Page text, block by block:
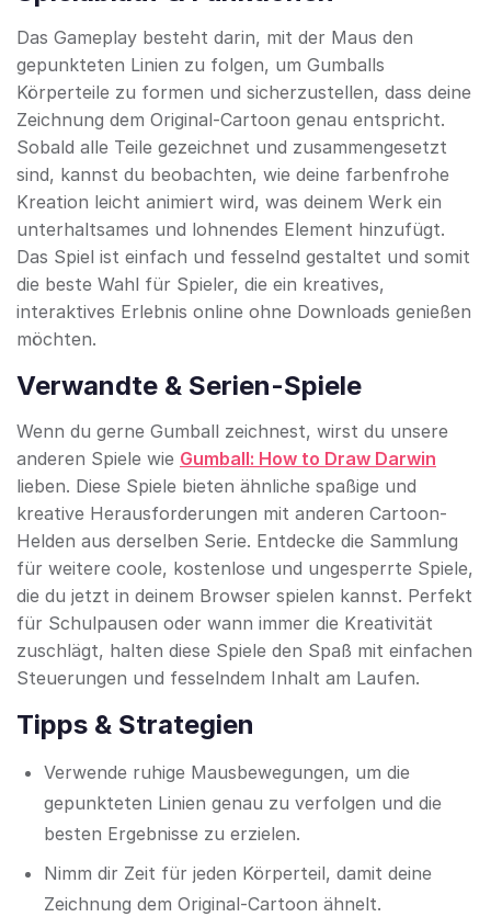
Das Gameplay besteht darin, mit der Maus den
gepunkteten Linien zu folgen, um Gumballs
Körperteile zu formen und sicherzustellen, dass deine
Zeichnung dem Original-Cartoon genau entspricht.
Sobald alle Teile gezeichnet und zusammengesetzt
sind, kannst du beobachten, wie deine farbenfrohe
Kreation leicht animiert wird, was deinem Werk ein
unterhaltsames und lohnendes Element hinzufügt.
Das Spiel ist einfach und fesselnd gestaltet und somit
die beste Wahl für Spieler, die ein kreatives,
interaktives Erlebnis online ohne Downloads genießen
möchten.
Verwandte & Serien-Spiele
Wenn du gerne Gumball zeichnest, wirst du unsere
anderen Spiele wie Gumball: How to Draw Darwin
lieben. Diese Spiele bieten ähnliche spaßige und
kreative Herausforderungen mit anderen Cartoon-
Helden aus derselben Serie. Entdecke die Sammlung
für weitere coole, kostenlose und ungesperrte Spiele,
die du jetzt in deinem Browser spielen kannst. Perfekt
für Schulpausen oder wann immer die Kreativität
zuschlägt, halten diese Spiele den Spaß mit einfachen
Steuerungen und fesselndem Inhalt am Laufen.
Tipps & Strategien
Verwende ruhige Mausbewegungen, um die
gepunkteten Linien genau zu verfolgen und die
besten Ergebnisse zu erzielen.
Nimm dir Zeit für jeden Körperteil, damit deine
Zeichnung dem Original-Cartoon ähnelt.